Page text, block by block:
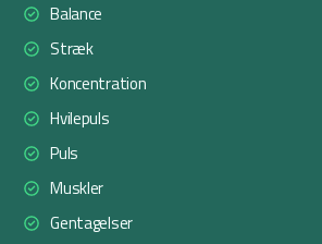
Balance
Stræk
Koncentration
Hvilepuls
Puls
Muskler
Gentagelser